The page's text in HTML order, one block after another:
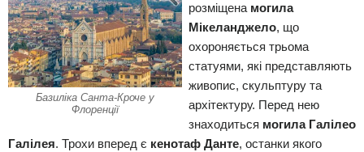
Базиліка Санта-Кроче у
Флоренції
розміщена могила
Мікеланджело, що
охороняється трьома
статуями, які представляють
живопис, скульптуру та
архітектуру. Перед нею
знаходиться могила Галілео
Галілея. Трохи вперед є кенотаф Данте, останки якого